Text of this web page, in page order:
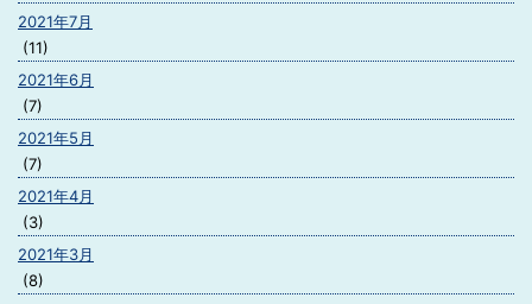
2021年7月
(11)
2021年6月
(7)
2021年5月
(7)
2021年4月
(3)
2021年3月
(8)